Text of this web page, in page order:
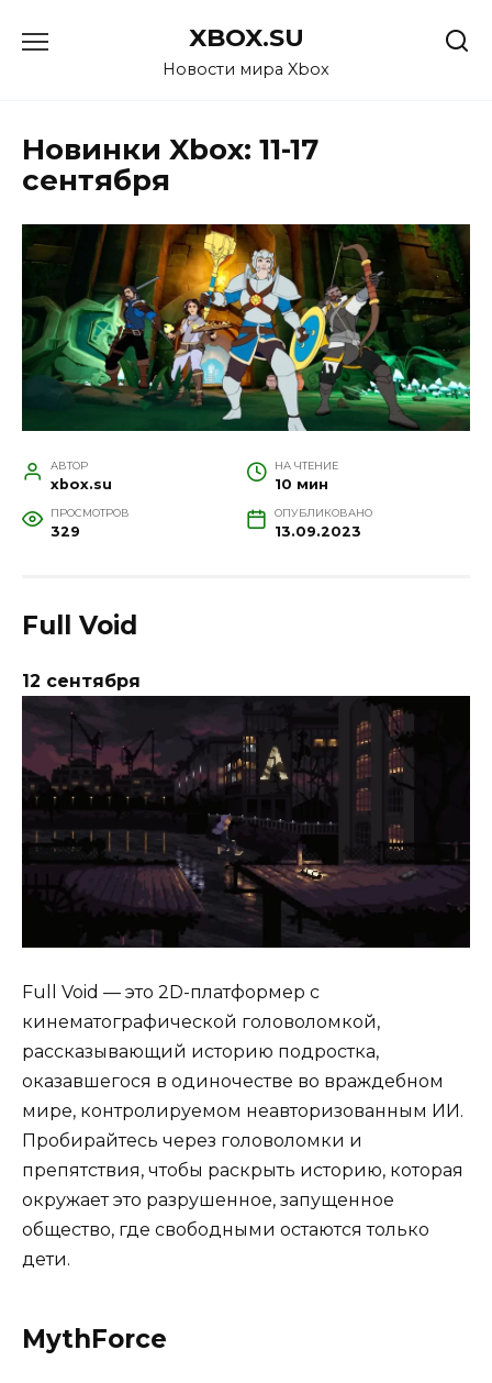
XBOX.SU
Новости мира Xbox
Новинки Xbox: 11-17
сентября
АВТОР
xbox.su
НА ЧТЕНИЕ
10 мин
ПРОСМОТРОВ
329
ОПУБЛИКОВАНО
13.09.2023
Full Void
12 сентября
Full Void — это 2D-платформер с
кинематографической головоломкой,
рассказывающий историю подростка,
оказавшегося в одиночестве во враждебном
мире, контролируемом неавторизованным ИИ.
Пробирайтесь через головоломки и
препятствия, чтобы раскрыть историю, которая
окружает это разрушенное, запущенное
общество, где свободными остаются только
дети.
MythForce